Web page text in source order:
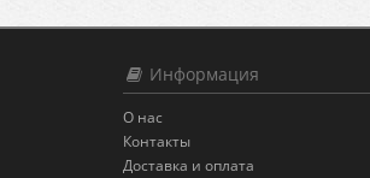
Информация
О нас
Контакты
Доставка и оплата